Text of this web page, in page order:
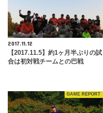
2017.11.12
【2017.11.5】約1ヶ月半ぶりの試
合は初対戦チームとの巴戦
GAME REPORT